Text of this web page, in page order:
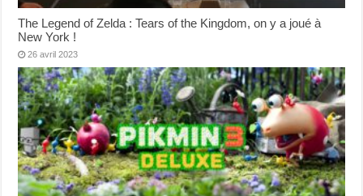
The Legend of Zelda : Tears of the Kingdom, on y a joué à
New York !
26 avril 2023